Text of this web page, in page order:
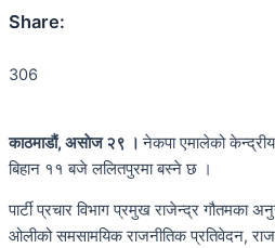
Share:
306
काठमाडौं, असाेज २९ ।नेकपा एमालेको
बिहान ११ बजे ललितपुरमा बस्ने छ ।
पार्टी प्रचार विभाग प्रमुख राजेन्द्र गौतमका
ओलीको समसामयिक राजनीतिक प्रतिवेदन,